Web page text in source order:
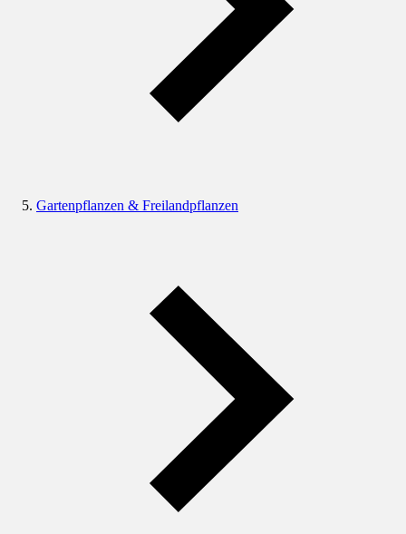
Gartenpflanzen & Freilandpflanzen